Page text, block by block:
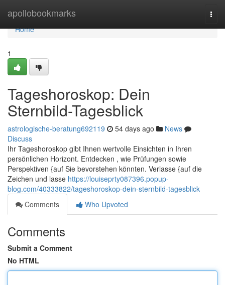
apollobookmarks
Home
Home
1
Tageshoroskop: Dein
Sternbild-Tagesblick
astrologische-beratung692119 54 days ago
News
Discuss
Ihr Tageshoroskop gibt Ihnen wertvolle Einsichten in Ihren
persönlichen Horizont. Entdecken , wie Prüfungen sowie
Perspektiven {auf Sie bevorstehen könnten. Verlasse {auf die
Zeichen und lasse https://louiseprty087396.popup-
blog.com/40333822/tageshoroskop-dein-sternbild-tagesblick
Comments
Who Upvoted
Comments
Submit a Comment
No HTML